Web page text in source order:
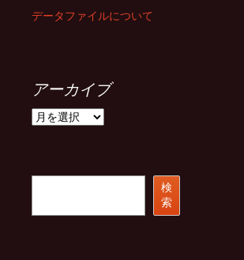
データファイルについて
アーカイブ
ア
検
索